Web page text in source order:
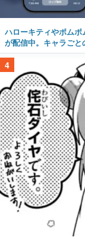
ハローキティやポムポ
が配信中。キャラご
4